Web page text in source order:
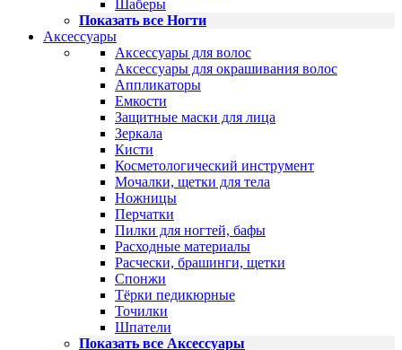
Шаберы
Показать все Ногти
Аксессуары
Аксессуары для волос
Аксессуары для окрашивания волос
Аппликаторы
Емкости
Защитные маски для лица
Зеркала
Кисти
Косметологический инструмент
Мочалки, щетки для тела
Ножницы
Перчатки
Пилки для ногтей, бафы
Расходные материалы
Расчески, брашинги, щетки
Спонжи
Тёрки педикюрные
Точилки
Шпатели
Показать все Аксессуары